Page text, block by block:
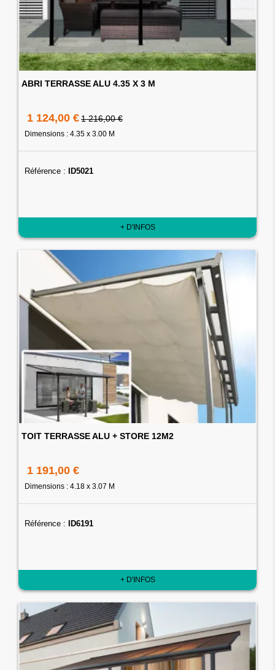
ABRI TERRASSE ALU 4.35 X 3 M
1 124,00 €1 216,00 €
Dimensions : 4.35 x 3.00 M
Référence : ID5021
+ D'INFOS
TOIT TERRASSE ALU + STORE 12M2
1 191,00 €
Dimensions : 4.18 x 3.07 M
Référence : ID6191
+ D'INFOS